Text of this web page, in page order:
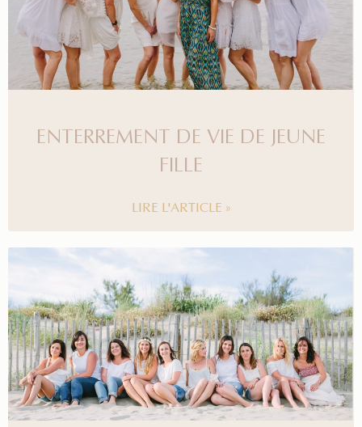
ENTERREMENT DE VIE DE JEUNE
FILLE
LIRE L'ARTICLE »